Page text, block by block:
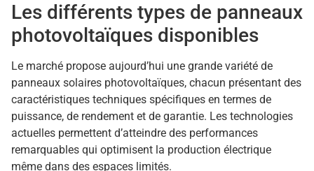
Les différents types de panneaux
photovoltaïques disponibles
Le marché propose aujourd’hui une grande variété de
panneaux solaires photovoltaïques, chacun présentant des
caractéristiques techniques spécifiques en termes de
puissance, de rendement et de garantie. Les technologies
actuelles permettent d’atteindre des performances
remarquables qui optimisent la production électrique
même dans des espaces limités.